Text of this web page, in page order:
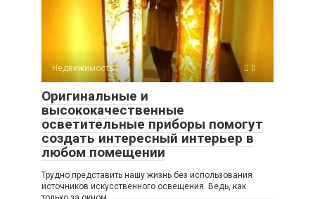
Недвижимость 0
Оригинальные и
высококачественные
осветительные приборы помогут
создать интересный интерьер в
любом помещении
Трудно представить нашу жизнь без использования
источников искусственного освещения. Ведь, как